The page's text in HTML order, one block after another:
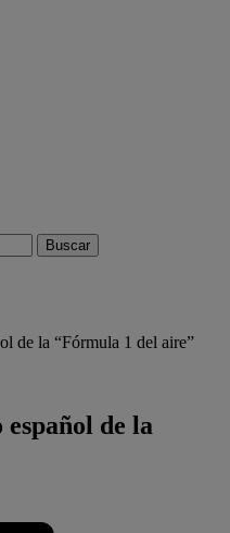
de la “Fórmula 1 del aire”
de la